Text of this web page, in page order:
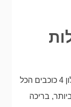
. מלון 4 כוכבים הכל
בריכה